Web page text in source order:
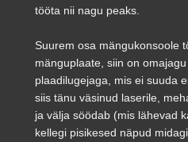
tööta nii nagu peaks.
Suurem osa mängukonsoole
mänguplaate, siin on
plaadilugejaga, mis ei suuda
siis tänu väsinud laserile,
ja välja söödab (mis lähevad
kellegi pisikesed näpud